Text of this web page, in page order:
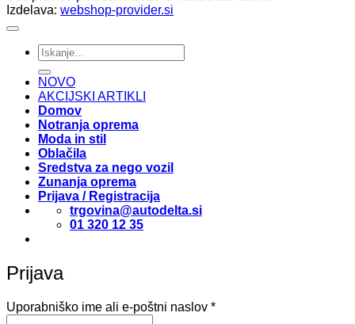
Izdelava: webshop-provider.si
Išči:
NOVO
AKCIJSKI ARTIKLI
Domov
Notranja oprema
Moda in stil
Oblačila
Sredstva za nego vozil
Zunanja oprema
Prijava / Registracija
trgovina@autodelta.si
01 320 12 35
Prijava
Uporabniško ime ali e-poštni naslov *Zahtevano